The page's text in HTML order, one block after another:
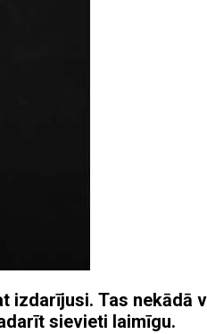
izdarījusi. Tas nekādā
sievieti laimīgu.